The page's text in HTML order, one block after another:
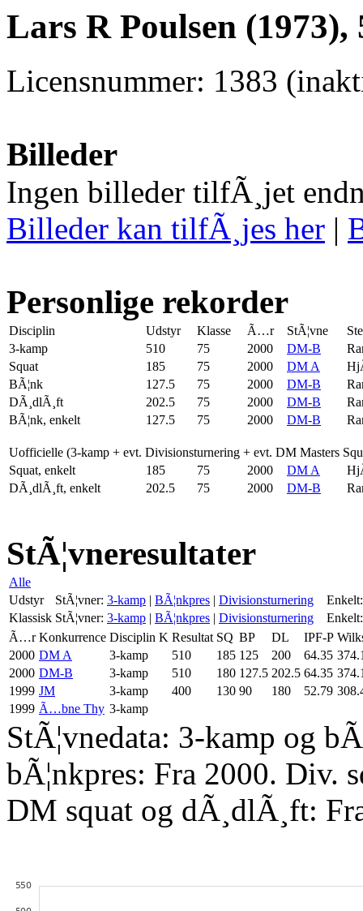
Lars R Poulsen (1973),
Licensnummer: 1383
Billeder
Ingen billeder tilfÃ¸jet
Billeder kan tilfÃ¸jes her |
Personlige rekorder
Disciplin Udstyr Klasse Ã…r StÃ¦vne
3-kamp
510 75 2000 DM-B
Squat
185 75 2000 DM A
BÃ¦nk
127.5 75 2000 DM-B
DÃ¸dlÃ¸ft
202.5 75 2000 DM-B
BÃ¦nk, enkelt
127.5 75 2000 DM-B
Uofficielle (3-kamp + evt. Divisionsturnering + evt. DM Masters
Squat, enkelt
185 75 2000 DM A
DÃ¸dlÃ¸ft, enkelt
202.5 75 2000 DM-B
StÃ¦vneresultater
Alle
Udstyr
StÃ¦vner: 3-kamp | BÃ¦nkpres | Divisionsturnering
Enkelt:
Klassisk StÃ¦vner: 3-kamp | BÃ¦nkpres | Divisionsturnering
Enkelt:
Ã…r Konkurrence Disciplin K Resultat SQ BP DL IPF-P
2000 DM A 3-kamp 510 185 125 200 64.35
2000 DM-B 3-kamp 510 180 127.5 202.5 64.35
1999 JM 3-kamp 400 130 90 180 52.79
1999 Ã…bne Thy 3-kamp
StÃ¦vnedata: 3-kamp og
bÃ¦nkpres: Fra 2000. Div.
DM squat og dÃ¸dlÃ¸ft: